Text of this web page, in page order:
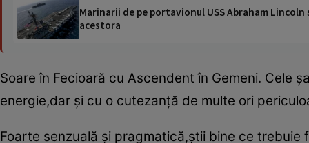
Marinarii de pe portavionul USS Abraham
acestora
Soare în Fecioară cu Ascendent în Gemeni. Cele
energie,dar şi cu o cutezanţă de multe ori
Foarte senzuală şi pragmatică,ştii bine ce